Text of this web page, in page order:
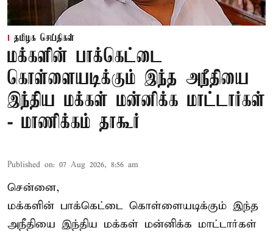
தமிழக செய்திகள்
மக்களின் பாக்கெட்டை
கொள்ளையடிக்கும் இந்த அநீதியை
இந்திய மக்கள் மன்னிக்க மாட்டார்கள்
- மாணிக்கம் தாகூர்
Published on: 07 Aug 2026, 8:56 am
சென்னை,
மக்களின் பாக்கெட்டை கொள்ளையடிக்கும் இந்த
அநீதியை இந்திய மக்கள் மன்னிக்க மாட்டார்கள்